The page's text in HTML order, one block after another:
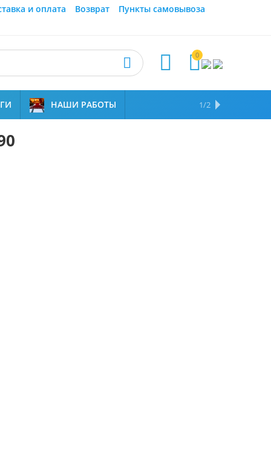
и оплата Возврат
Пункты самовывоза
0



НАШИ РАБОТЫ НАМ ДОВЕРЯЮТ
1/2